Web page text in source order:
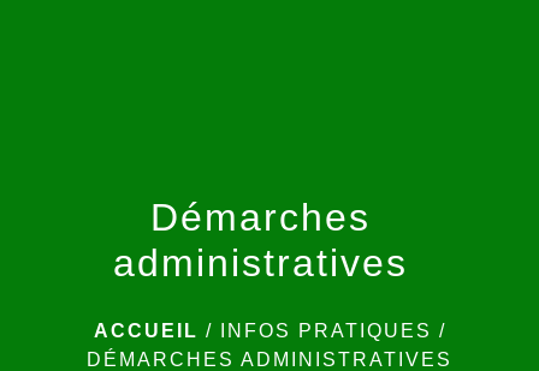
Démarches
administratives
ACCUEIL / INFOS PRATIQUES /
DÉMARCHES ADMINISTRATIVES